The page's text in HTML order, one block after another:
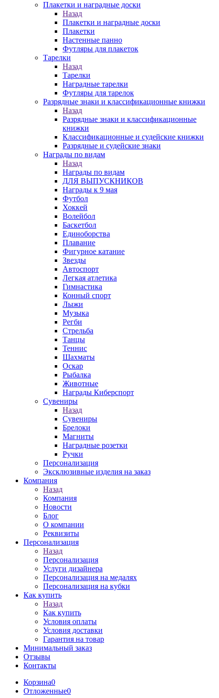
Плакетки и наградные доски
Назад
Плакетки и наградные доски
Плакетки
Настенные панно
Футляры для плакеток
Тарелки
Назад
Тарелки
Наградные тарелки
Футляры для тарелок
Разрядные знаки и классификационные книжки
Назад
Разрядные знаки и классификационные
книжки
Классификационные и судейские книжки
Разрядные и судейские знаки
Награды по видам
Назад
Награды по видам
ДЛЯ ВЫПУСКНИКОВ
Награды к 9 мая
Футбол
Хоккей
Волейбол
Баскетбол
Единоборства
Плавание
Фигурное катание
Звезды
Автоспорт
Легкая атлетика
Гимнастика
Конный спорт
Лыжи
Музыка
Регби
Стрельба
Танцы
Теннис
Шахматы
Оскар
Рыбалка
Животные
Награды Киберспорт
Сувениры
Назад
Сувениры
Брелоки
Магниты
Наградные розетки
Ручки
Персонализация
Эксклюзивные изделия на заказ
Компания
Назад
Компания
Новости
Блог
О компании
Реквизиты
Персонализация
Назад
Персонализация
Услуги дизайнера
Персонализация на медалях
Персонализация на кубки
Как купить
Назад
Как купить
Условия оплаты
Условия доставки
Гарантия на товар
Минимальный заказ
Отзывы
Контакты
Корзина0
Отложенные0